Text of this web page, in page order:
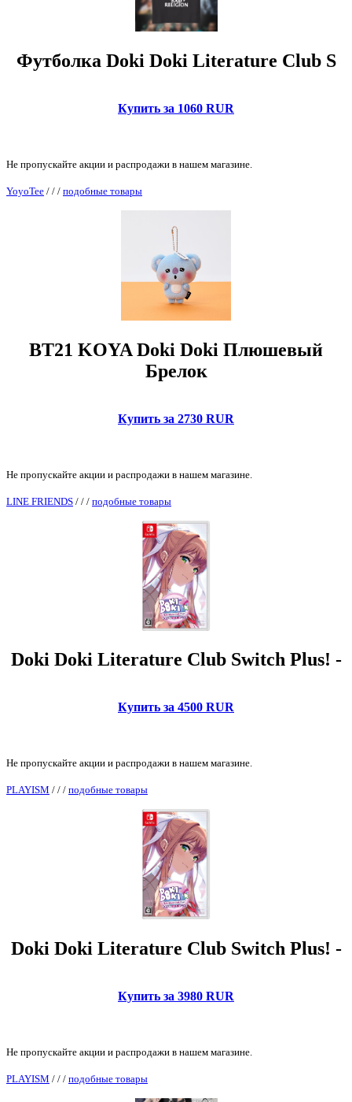
Футболка Doki Doki Literature Club S
Купить за 1060 RUR
Не пропускайте акции и распродажи в нашем магазине.
YoyoTee / / / подобные товары
BT21 KOYA Doki Doki Плюшевый
Брелок
Купить за 2730 RUR
Не пропускайте акции и распродажи в нашем магазине.
LINE FRIENDS / / / подобные товары
Doki Doki Literature Club Switch Plus! -
Купить за 4500 RUR
Не пропускайте акции и распродажи в нашем магазине.
PLAYISM / / / подобные товары
Doki Doki Literature Club Switch Plus! -
Купить за 3980 RUR
Не пропускайте акции и распродажи в нашем магазине.
PLAYISM / / / подобные товары